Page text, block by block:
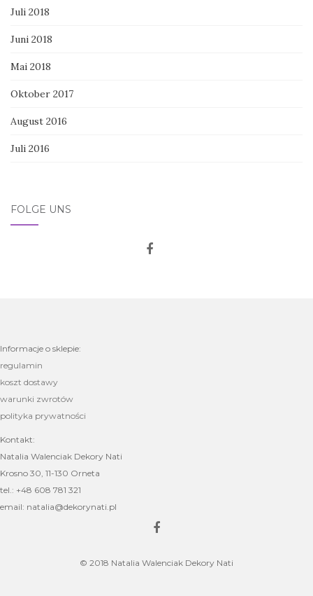
Juli 2018
Juni 2018
Mai 2018
Oktober 2017
August 2016
Juli 2016
FOLGE UNS
Informacje o sklepie:
regulamin
koszt dostawy
warunki zwrotów
polityka prywatności
Kontakt:
Natalia Walenciak Dekory Nati
Krosno 30, 11-130 Orneta
tel.: +48 608 781 321
email: natalia@dekorynati.pl
© 2018 Natalia Walenciak Dekory Nati